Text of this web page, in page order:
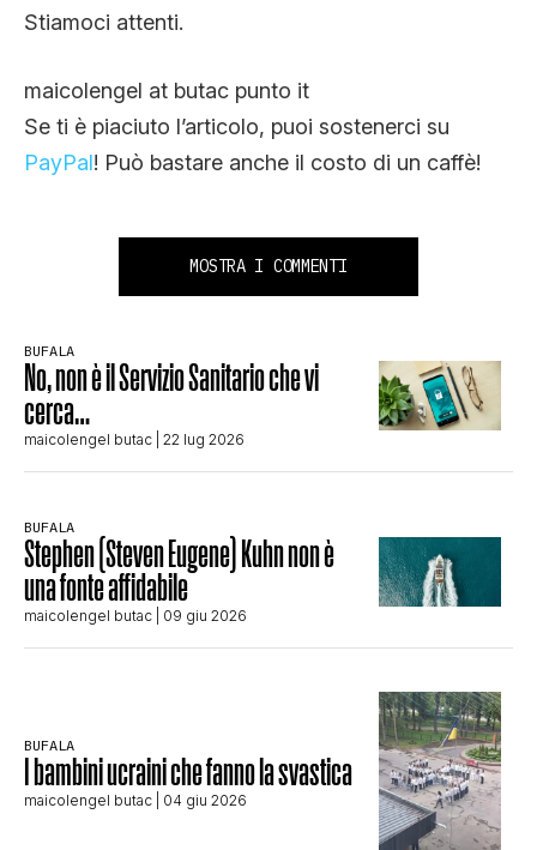
Stiamoci attenti.
maicolengel at butac punto it
Se ti è piaciuto l’articolo, puoi sostenerci su
PayPal! Può bastare anche il costo di un caffè!
MOSTRA I COMMENTI
BUFALA
No, non è il Servizio Sanitario che vi
cerca…
maicolengel butac | 22 lug 2026
BUFALA
Stephen (Steven Eugene) Kuhn non è
una fonte affidabile
maicolengel butac | 09 giu 2026
BUFALA
I bambini ucraini che fanno la svastica
maicolengel butac | 04 giu 2026